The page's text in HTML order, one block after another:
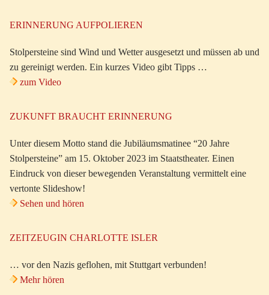
ERINNERUNG AUFPOLIEREN
Stolpersteine sind Wind und Wetter ausgesetzt und müssen ab und
zu gereinigt werden. Ein kurzes Video gibt Tipps …
zum Video
ZUKUNFT BRAUCHT ERINNERUNG
Unter diesem Motto stand die Jubiläumsmatinee “20 Jahre
Stolpersteine” am 15. Oktober 2023 im Staatstheater. Einen
Eindruck von dieser bewegenden Veranstaltung vermittelt eine
vertonte Slideshow!
Sehen und hören
ZEITZEUGIN CHARLOTTE ISLER
… vor den Nazis geflohen, mit Stuttgart verbunden!
Mehr hören